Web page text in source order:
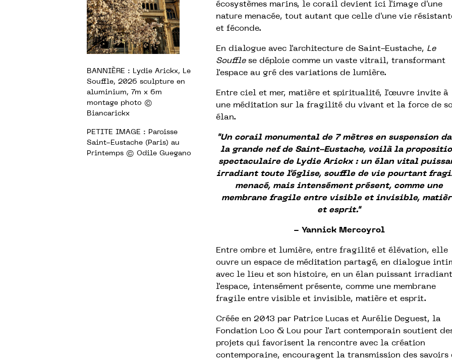
BANNIÈRE : Lydie Arickx, Le
Souffle, 2026 sculpture en
aluminium, 7m x 6m
montage photo ©
Biancarickx
PETITE IMAGE : Paroisse
Saint-Eustache (Paris) au
Printemps © Odile Guegano
écosystèmes marins, le corail devient ici l'image d'une
nature menacée, tout autant que celle d'une vie
et féconde.
En dialogue avec l'architecture de Saint-Eustache, Le
Soufflese déploie comme un vaste vitrail, transformant
l'espace au gré des variations de lumière.
Entre ciel et mer, matière et spiritualité, l'œuvre invite à
une méditation sur la fragilité du vivant et la force de
élan.
"Un corail monumental de 7 mètres en suspension
la grande nef de Saint-Eustache, voilà la
spectaculaire de Lydie Arickx : un élan vital
irradiant toute l'église, souffle de vie pourtant
menacé, mais intensément présent, comme une
membrane fragile entre visible et invisible,
et esprit."
- Yannick Mercoyrol
Entre ombre et lumière, entre fragilité et élévation, elle
ouvre un espace de méditation partagé, en dialogue
avec le lieu et son histoire, en un élan puissant irradiant
l'espace, intensément présente, comme une membrane
fragile entre visible et invisible, matière et esprit.
Créée en 2013 par Patrice Lucas et Aurélie Deguest, la
Fondation Loo & Lou pour l'art contemporain soutient
projets qui favorisent la rencontre avec la création
contemporaine, encouragent la transmission des savoirs